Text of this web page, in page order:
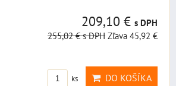
209,10 € s DPH
255,02 €s DPH Zľava 45,92 €
ks DO KOŠÍKA